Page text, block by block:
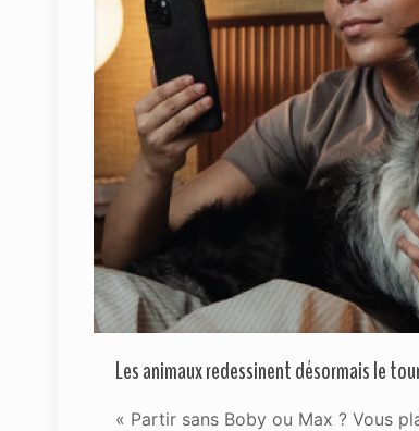
Les animaux redessinent désormais le
« Partir sans Boby ou Max ? Vous